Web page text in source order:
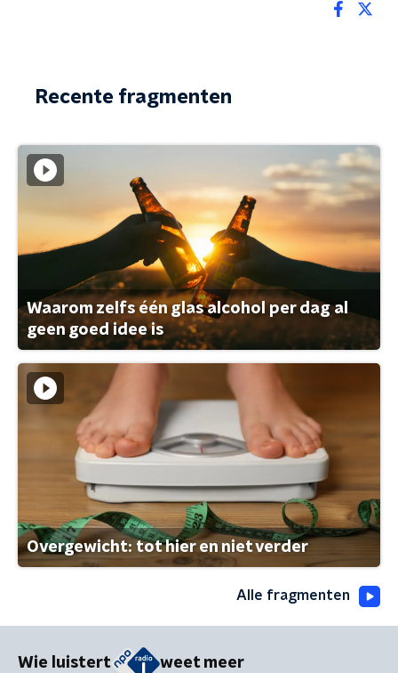
Recente fragmenten
Waarom zelfs één glas alcohol per dag al
geen goed idee is
Overgewicht: tot hier en niet verder
Alle fragmenten
Wie luistert weet meer